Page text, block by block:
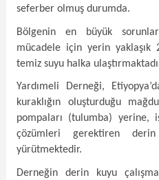
seferber olmuş durumda.
Bölgenin en büyük
mücadele için yerin yaklaşık
temiz suyu halka
Yardımeli Derneği,
kuraklığın oluşturduğu
pompaları (tulumba) yerine,
çözümleri gerektiren
yürütmektedir.
Derneğin derin kuyu